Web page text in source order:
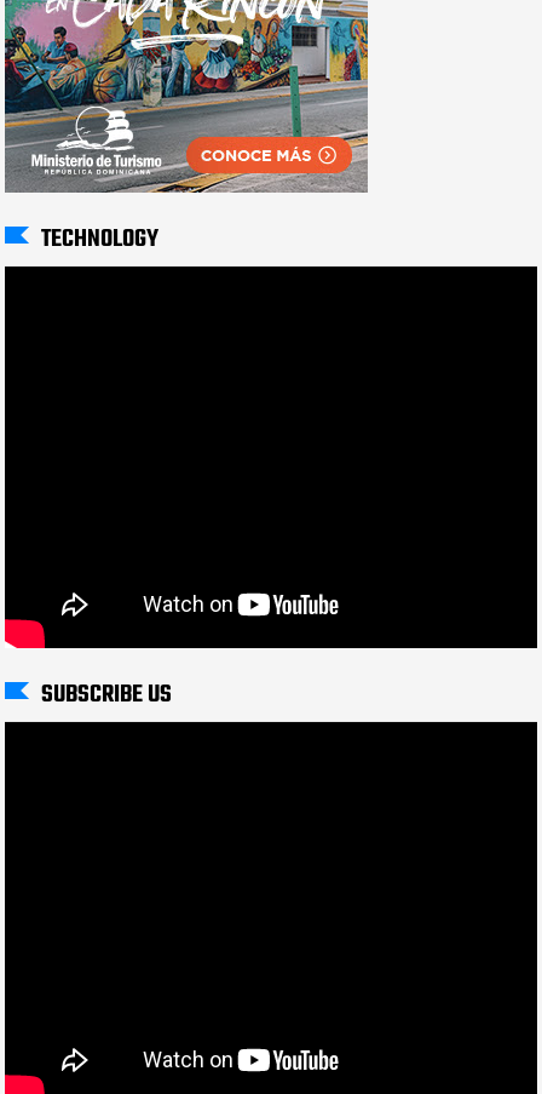
TECHNOLOGY
SUBSCRIBE US